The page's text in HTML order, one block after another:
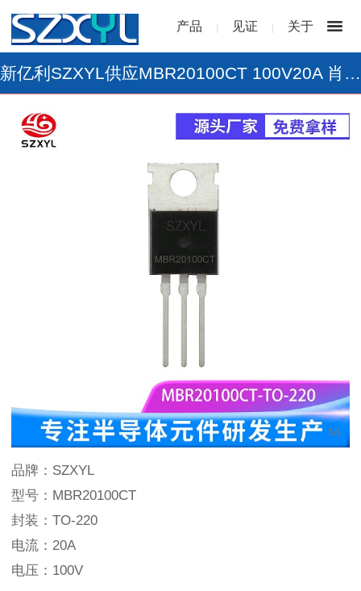
产品 | 见证 | 关于
新亿利SZXYL供应MBR20100CT 100V20A 肖特基整流二极管
1 /1
品牌：SZXYL
型号：MBR20100CT
封装：TO-220
电流：20A
电压：100V